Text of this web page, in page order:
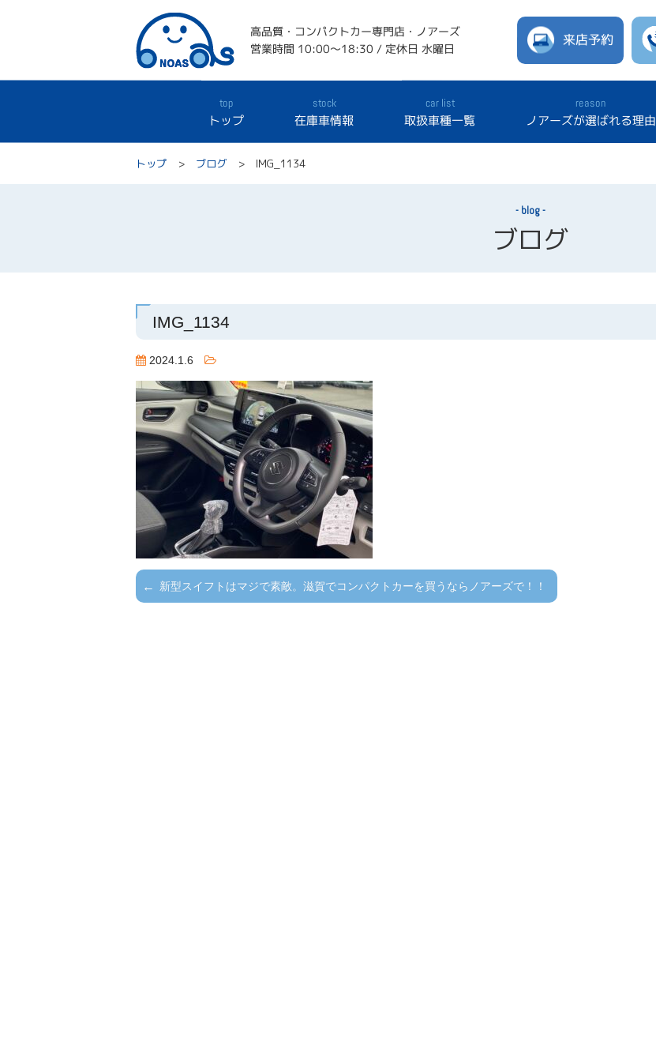
高品質・コンパクトカー専門店・ノアーズ
営業時間 10:00～18:30 / 定休日 水曜日
来店予約
top
トップ
stock
在庫車情報
car list
取扱車種一覧
reason
ノアーズが選ばれる理由
トップ ブログ IMG_1134
blog
ブログ
IMG_1134
2024.1.6
新型スイフトはマジで素敵。滋賀でコンパクトカーを買うならノアーズで！！